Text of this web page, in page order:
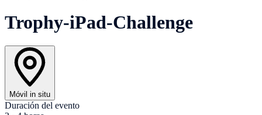
Trophy-iPad-Challenge
Móvil in situ
Duración del evento